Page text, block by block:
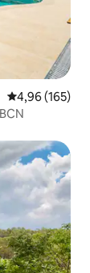
Середня
4,96 (165)